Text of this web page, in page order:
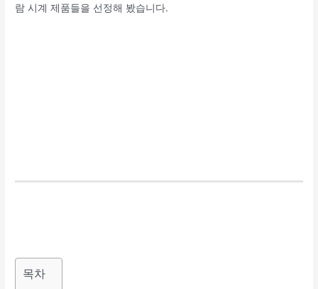
람 시계 제품들을 선정해 봤습니다.
목차